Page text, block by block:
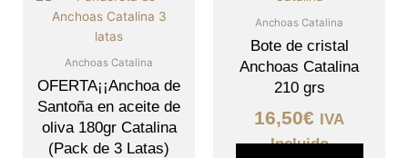
Anchoas Catalina
OFERTA¡¡Anchoa de
Santoña en aceite de
oliva 180gr Catalina
(Pack de 3 Latas)
original
era:
71,85€.
Anchoas Catalina
Bote de cristal
Anchoas Catalina
210 grs
16,50€ IVA
Incluido